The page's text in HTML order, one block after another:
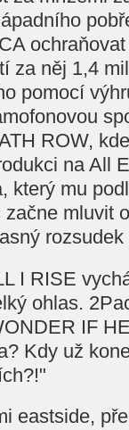
za něj 1,4
pomocí
ROW,
na All
který mu
mluvit
rozsudek
I RISE
ohlas.
IF
Kdy už
eastside,